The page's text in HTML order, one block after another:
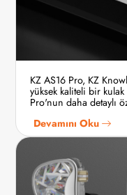
KZ AS16 Pro, KZ
yüksek kaliteli bir
Pro'nun daha detaylı
Devamını Oku